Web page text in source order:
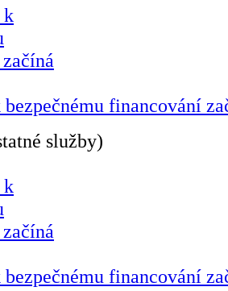
bezpečnému financování
služby)
bezpečnému financování